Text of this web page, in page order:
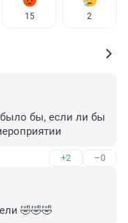
15 2
было бы, если ли бы
+2 –0
🤣🤣🤣